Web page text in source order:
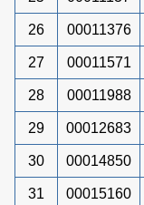
26 00011376
27 00011571
28 00011988
29 00012683
30 00014850
31 00015160